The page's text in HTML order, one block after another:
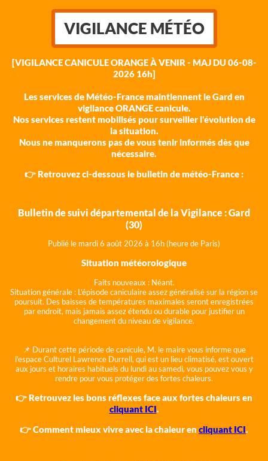
VIGILANCE MÉTÉO
[VIGILANCE CANICULE ORANGE À VENIR - MAJ DU 06-08-
2026 16h]
Les services de Météo-France maintiennent le Gard en
vigilance ORANGE canicule.
Nos services restent mobilisés pour surveiller l'évolution de
la situation.
Nous ne manquerons pas de vous tenir informés dès que
nécessaire.
👉 Retrouvez ci-dessous le bulletin de météo-France :
Bulletin de suivi départemental de la Vigilance : Gard
(30)
Publié le mardi 6 août 2026 à 16h (heure de Paris)
Situation météorologique
Faits nouveaux : Néant.
Situation générale : L'épisode caniculaire assez généralisé sur la région se
poursuit. Des baisses de températures maximales seront enregistrées
par endroit, mais jamais assez étendu ou durable pour justifier un
changement du niveau de vigilance.
📌 Durant cette période de canicule, M. le maire vous informe que
l'espace Culturel Lawrence Durrell, qui est un lieu climatisé, est ouvert
aux jours et horaires habituels du lundi au samedi, vous pouvez vous y
rendre pour vous protéger des fortes chaleurs.
👉 Retrouvez les bons réflexes face aux fortes chaleurs en
cliquant ICI.
👉 Comment mieux vivre avec la chaleur en cliquant ICI.